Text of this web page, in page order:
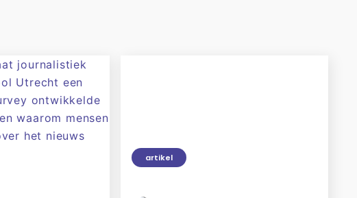
artikel